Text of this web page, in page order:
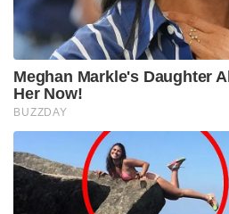
കണ്ടുപിടിക്കാനും
.ഈ സംവിധാനത്തിന്റെ എല്ലാ
പെട്ടെന്ന് സഞ്ചരിക്കാൻ
ഘടിപ്പിച്ചിരിക്കുന്നത്
റഡാറുകളും സ്വയം പ്രതിരോധ
വളരെ വേഗം സഞ്ചരിക്കാൻ
.അതിനാൽ തന്നെ ഇവയെ
നശിപ്പിക്കാനും ശത്രുവിന്